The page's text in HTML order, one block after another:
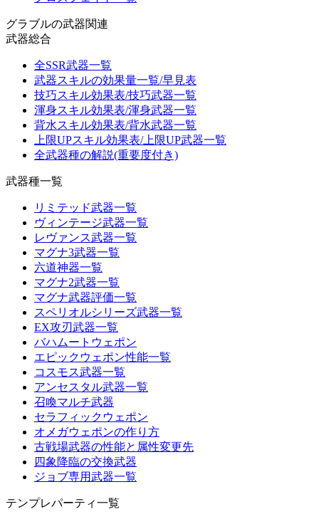
グラブルの武器関連
武器総合
全SSR武器一覧
武器スキルの効果量一覧/早見表
技巧スキル効果表/技巧武器一覧
渾身スキル効果表/渾身武器一覧
背水スキル効果表/背水武器一覧
上限UPスキル効果表/上限UP武器一覧
全武器種の解説(重要度付き)
武器種一覧
リミテッド武器一覧
ヴィンテージ武器一覧
レヴァンス武器一覧
マグナ3武器一覧
六道神器一覧
マグナ2武器一覧
マグナ武器評価一覧
スペリオルシリーズ武器一覧
EX攻刃武器一覧
バハムートウェポン
エピックウェポン性能一覧
コスモス武器一覧
アンセスタル武器一覧
召喚マルチ武器
セラフィックウェポン
オメガウェポンの作り方
古戦場武器の性能と属性変更先
四象降臨の交換武器
ジョブ専用武器一覧
テンプレパーティ一覧